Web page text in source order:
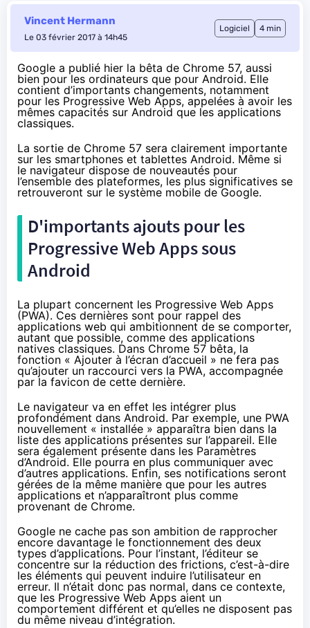
Vincent Hermann
Le 03 février 2017 à 14h45
Logiciel 4 min
Google a publié hier la bêta de Chrome 57, aussi
bien pour les ordinateurs que pour Android. Elle
contient d’importants changements, notamment
pour les Progressive Web Apps, appelées à avoir les
mêmes capacités sur Android que les applications
classiques.
La sortie de Chrome 57 sera clairement importante
sur les smartphones et tablettes Android. Même si
le navigateur dispose de nouveautés pour
l’ensemble des plateformes, les plus significatives se
retrouveront sur le système mobile de Google.
D'importants ajouts pour les
Progressive Web Apps sous
Android
La plupart concernent les Progressive Web Apps
(PWA). Ces dernières sont pour rappel des
applications web qui ambitionnent de se comporter,
autant que possible, comme des applications
natives classiques. Dans Chrome 57 bêta, la
fonction « Ajouter à l’écran d’accueil » ne fera pas
qu’ajouter un raccourci vers la PWA, accompagnée
par la favicon de cette dernière.
Le navigateur va en effet les intégrer plus
profondément dans Android. Par exemple, une PWA
nouvellement « installée » apparaîtra bien dans la
liste des applications présentes sur l’appareil. Elle
sera également présente dans les Paramètres
d’Android. Elle pourra en plus communiquer avec
d’autres applications. Enfin, ses notifications seront
gérées de la même manière que pour les autres
applications et n’apparaîtront plus comme
provenant de Chrome.
Google ne cache pas son ambition de rapprocher
encore davantage le fonctionnement des deux
types d’applications. Pour l’instant, l’éditeur se
concentre sur la réduction des frictions, c’est-à-dire
les éléments qui peuvent induire l’utilisateur en
erreur. Il n’était donc pas normal, dans ce contexte,
que les Progressive Web Apps aient un
comportement différent et qu’elles ne disposent pas
du même niveau d’intégration.